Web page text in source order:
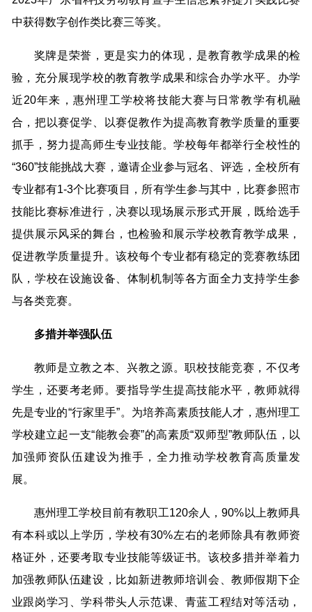
中获得数字创作类比赛三等奖。
奖牌是荣誉，更是实力的体现，是教育教学成果的检
验，充分展现学校的教育教学成果和综合办学水平。办学
近20年来，惠州理工学校将技能大赛与日常教学有机融
合，把以赛促学、以赛促教作为提高教育教学质量的重要
抓手，努力提高师生专业技能。学校每年都举行全校性的
“360”技能挑战大赛，邀请企业参与冠名、评选，全校所有
专业都有1-3个比赛项目，所有学生参与其中，比赛参照市
技能比赛标准进行，决赛以现场展示形式开展，既给选手
提供展示风采的舞台，也检验和展示学校教育教学成果，
促进教学质量提升。该校每个专业都有稳定的竞赛教练团
队，学校在设施设备、体制机制等各方面全力支持学生参
与各类竞赛。
多措并举强队伍
教师是立教之本、兴教之源。职校技能竞赛，不仅考
学生，还要考老师。要指导学生提高技能水平，教师就得
先是专业的“行家里手”。为培养高素质技能人才，惠州理工
学校建立起一支“能教会赛”的高素质“双师型”教师队伍，以
加强师资队伍建设为推手，全力推动学校教育高质量发
展。
惠州理工学校目前有教职工120余人，90%以上教师具
有本科或以上学历，学校有30%左右的老师除具有教师资
格证外，还要考取专业技能等级证书。该校多措并举着力
加强教师队伍建设，比如新进教师培训会、教师假期下企
业跟岗学习、学科带头人示范课、青蓝工程结对等活动，